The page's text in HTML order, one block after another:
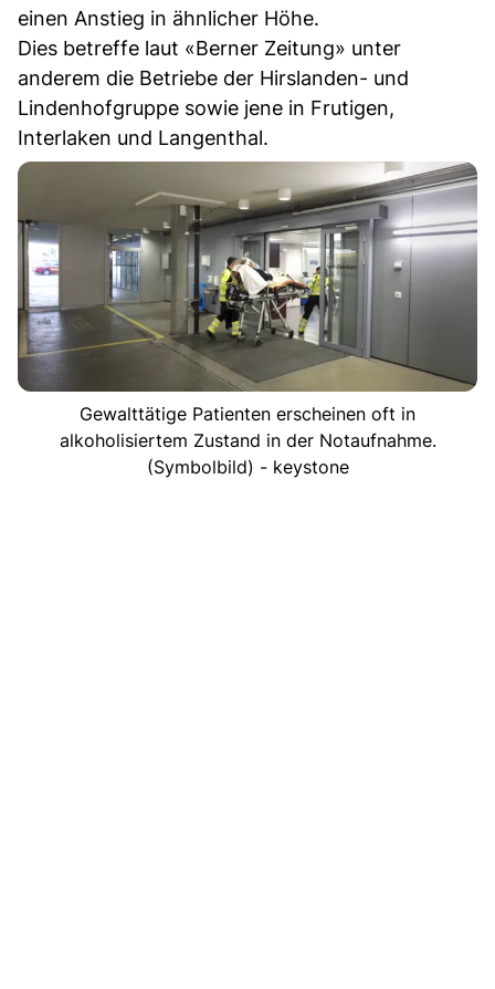
einen Anstieg in ähnlicher Höhe.
Dies betreffe laut «Berner Zeitung» unter
anderem die Betriebe der Hirslanden- und
Lindenhofgruppe sowie jene in Frutigen,
Interlaken und Langenthal.
Gewalttätige Patienten erscheinen oft in
alkoholisiertem Zustand in der Notaufnahme.
(Symbolbild) - keystone